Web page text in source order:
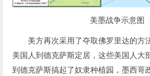
美墨战争示意图
美方再次采用了夺取佛罗里达的方
美国人到德克萨斯定居，这些美国人大
到德克萨斯搞起了奴隶种植园，墨西哥